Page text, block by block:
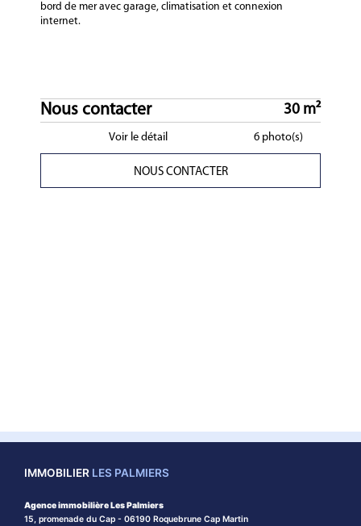
bord de mer avec garage, climatisation et connexion
internet.
Nous contacter 30 m²
Voir le détail 6 photo(s)
NOUS CONTACTER
IMMOBILIER LES PALMIERS
Agence immobilière Les Palmiers
15, promenade du Cap - 06190 Roquebrune Cap Martin